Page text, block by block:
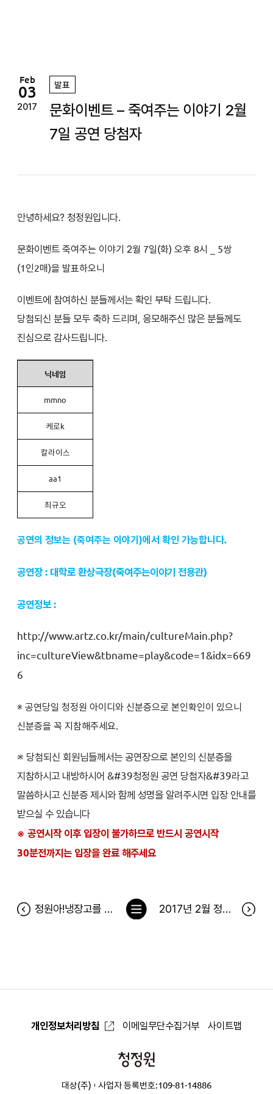
Feb
03
2017
발표
문화이벤트 – 죽여주는 이야기 2월
7일 공연 당첨자
안녕하세요? 청정원입니다.
문화이벤트 죽여주는 이야기 2월 7일(화) 오후 8시
_ 5쌍
(1인2매)을 발표하오니
이벤트에 참여하신 분들께서는 확인 부탁 드립니다.
당첨되신 분들 모두 축하 드리며, 응모해주신 많은 분들께도
진심으로 감사드립니다.
닉네임
mmno
케로k
칼라이스
aa1
최규오
공연의 정보는 (죽여주는 이야기)에서 확인 가능합니다.
공연장 : 대학로 환상극장(죽여주는이야기 전용관)
공연정보 :
http://www.artz.co.kr/main/cultureMain.php?
inc=cultureView&tbname=play&code=1&idx=669
6
※ 공연당일 청정원 아이디와 신분증으로 본인확인이 있으니
신분증을 꼭 지참해주세요.
※ 당첨되신 회원님들께서는 공연장으로 본인의 신분증을
지참하시고 내방하시어 &#39청정원 공연 당첨자&#39라고
말씀하시고 신분증 제시와 함께 성명을 알려주시면 입장 안내를
받으실 수 있습니다
※ 공연시작 이후 입장이 불가하므로 반드시 공연시작
30분전까지는 입장을 완료 해주세요
정원아!냉장고를 채워줘 당첨자(1월 23일~29일) 2017년 2월 정원이의 푸드박스 당첨자
목
개인정보처리방침 이메일무단수집거부 사이트맵
청
대상(주)
사업자 등록번호:109-81-14886